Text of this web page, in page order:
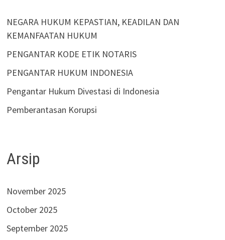
NEGARA HUKUM KEPASTIAN, KEADILAN DAN
KEMANFAATAN HUKUM
PENGANTAR KODE ETIK NOTARIS
PENGANTAR HUKUM INDONESIA
Pengantar Hukum Divestasi di Indonesia
Pemberantasan Korupsi
Arsip
November 2025
October 2025
September 2025